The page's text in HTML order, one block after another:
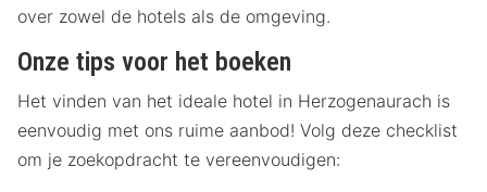
over zowel de hotels als de omgeving.
Onze tips voor het boeken
Het vinden van het ideale hotel in Herzogenaurach is
eenvoudig met ons ruime aanbod! Volg deze checklist
om je zoekopdracht te vereenvoudigen: